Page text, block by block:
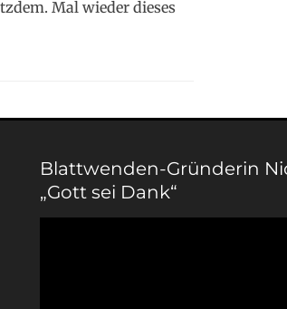
Mal wieder dieses
Blattwenden-Gründerin
„Gott sei Dank“